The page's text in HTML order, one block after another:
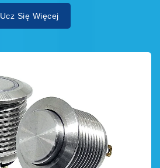
Ucz Się Więcej